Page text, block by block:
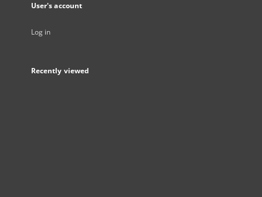
User's account
Log in
Recently viewed